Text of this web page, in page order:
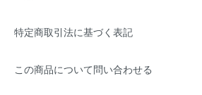
特定商取引法に基づく表記
この商品について問い合わせる